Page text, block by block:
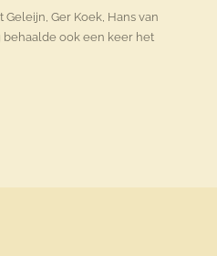
Ger Koek, Hans van
ook een keer het